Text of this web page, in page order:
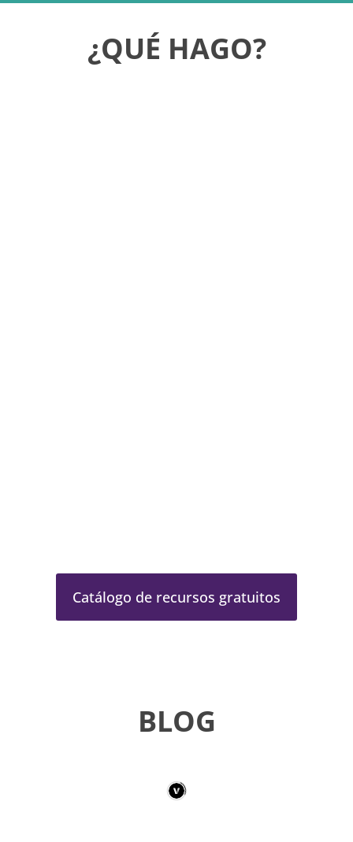
¿QUÉ HAGO?
Catálogo de recursos gratuitos
BLOG